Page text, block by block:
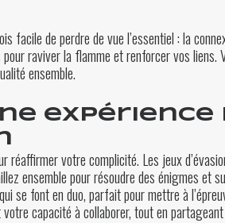
facile de perdre de vue l’essentiel : la
raviver la flamme et renforcer vos liens.
ensemble.
expérience
réaffirmer votre complicité. Les jeux
ensemble pour résoudre des énigmes et
se font en duo, parfait pour mettre à
capacité à collaborer, tout en